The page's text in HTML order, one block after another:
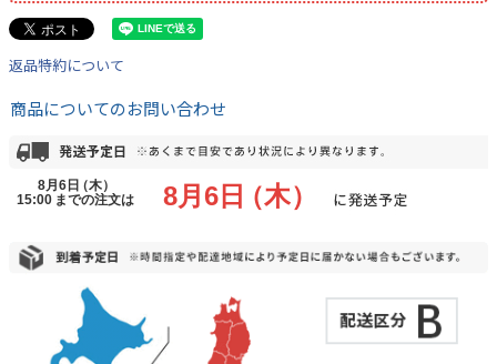
返品特約について
商品についてのお問い合わせ